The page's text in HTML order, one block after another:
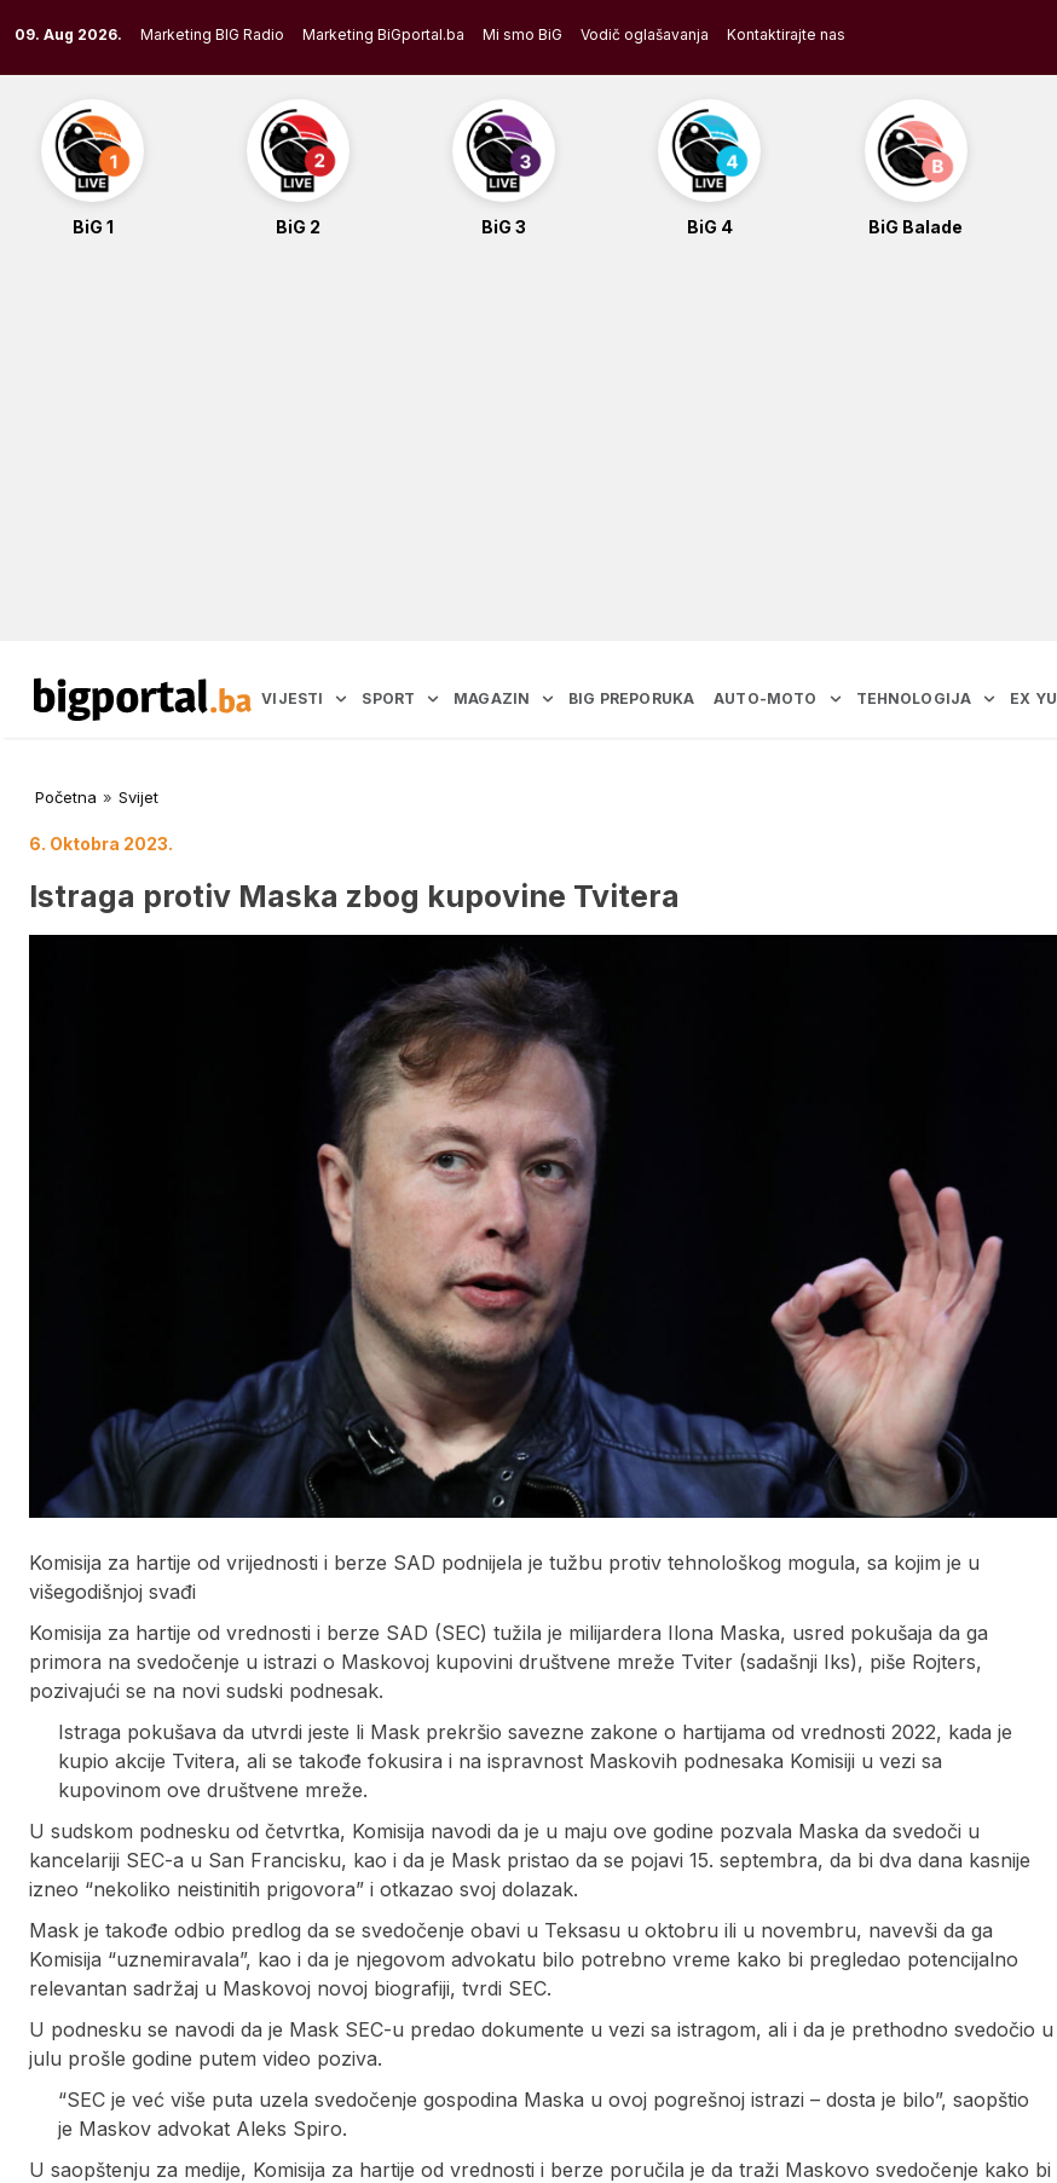
to
content
09. Aug 2026. Marketing BIG Radio Marketing BiGportal.ba Mi smo BiG Vodič oglašavanja Kontaktirajte nas
BiG 1 BiG 2 BiG 3 BiG 4 BiG Balade
VIJESTI SPORT MAGAZIN BIG PREPORUKA AUTO-MOTO TEHNOLOGIJA EX YU
Početna » Svijet
6. Oktobra 2023.
Istraga protiv Maska zbog kupovine Tvitera
Komisija za hartije od vrijednosti i berze SAD podnijela je tužbu protiv tehnološkog mogula, sa kojim je u
višegodišnjoj svađi
Komisija za hartije od vrednosti i berze SAD (SEC) tužila je milijardera Ilona Maska, usred pokušaja da ga
primora na svedočenje u istrazi o Maskovoj kupovini društvene mreže Tviter (sadašnji Iks), piše Rojters,
pozivajući se na novi sudski podnesak.
Istraga pokušava da utvrdi jeste li Mask prekršio savezne zakone o hartijama od vrednosti 2022, kada je
kupio akcije Tvitera, ali se takođe fokusira i na ispravnost Maskovih podnesaka Komisiji u vezi sa
kupovinom ove društvene mreže.
U sudskom podnesku od četvrtka, Komisija navodi da je u maju ove godine pozvala Maska da svedoči u
kancelariji SEC-a u San Francisku, kao i da je Mask pristao da se pojavi 15. septembra, da bi dva dana kasnije
izneo “nekoliko neistinitih prigovora” i otkazao svoj dolazak.
Mask je takođe odbio predlog da se svedočenje obavi u Teksasu u oktobru ili u novembru, navevši da ga
Komisija “uznemiravala”, kao i da je njegovom advokatu bilo potrebno vreme kako bi pregledao potencijalno
relevantan sadržaj u Maskovoj novoj biografiji, tvrdi SEC.
U podnesku se navodi da je Mask SEC-u predao dokumente u vezi sa istragom, ali i da je prethodno svedočio u
julu prošle godine putem video poziva.
“SEC je već više puta uzela svedočenje gospodina Maska u ovoj pogrešnoj istrazi – dosta je bilo”, saopštio
je Maskov advokat Aleks Spiro.
U saopštenju za medije, Komisija za hartije od vrednosti i berze poručila je da traži Maskovo svedočenje kako bi